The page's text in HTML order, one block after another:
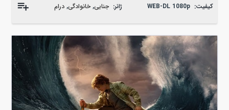
کیفیت: WEB-DL 1080p ژانر: جنایی,خانوادگی,درام